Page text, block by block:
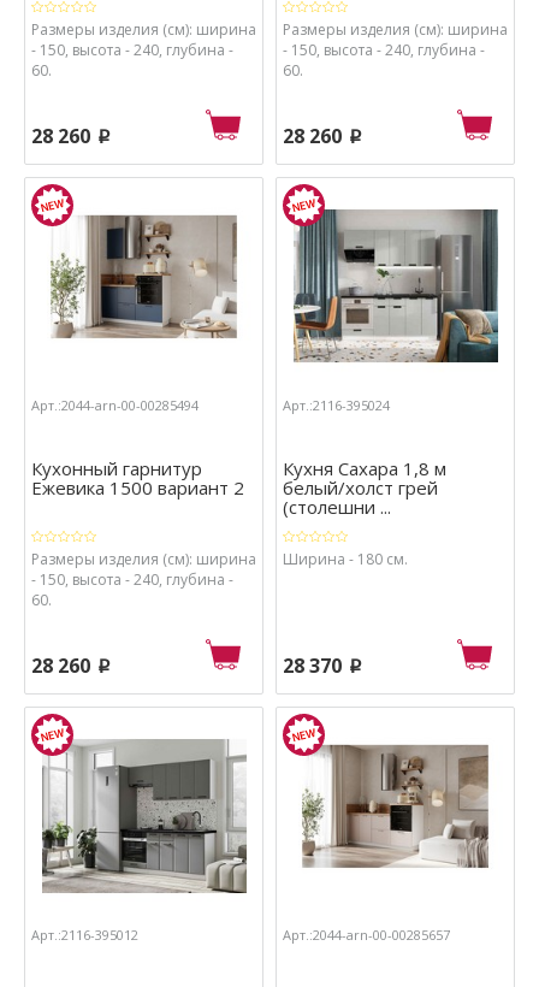
Размеры изделия (см): ширина
- 150, высота - 240, глубина -
60.
28 260 p
Размеры изделия (см): ширина
- 150, высота - 240, глубина -
60.
28 260 p
Арт.:2044-arn-00-00285494
Кухонный гарнитур
Ежевика 1500 вариант 2
Размеры изделия (см): ширина
- 150, высота - 240, глубина -
60.
28 260 p
Арт.:2116-395024
Кухня Сахара 1,8 м
белый/холст грей
(столешни ...
Ширина - 180 см.
28 370 p
Арт.:2116-395012 Арт.:2044-arn-00-00285657